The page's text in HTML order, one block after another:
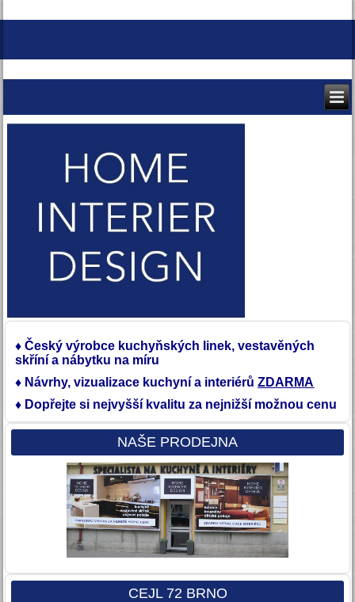
♦Český výrobce kuchyňských linek,vestavěných
skříní a nábytku na míru
♦ Návrhy, vizualizace kuchyní a interiérůZDARMA
♦ Dopřejte si nejvyšší kvalituza nejnižší možnou cenu
NAŠE PRODEJNA
CEJL 72 BRNO